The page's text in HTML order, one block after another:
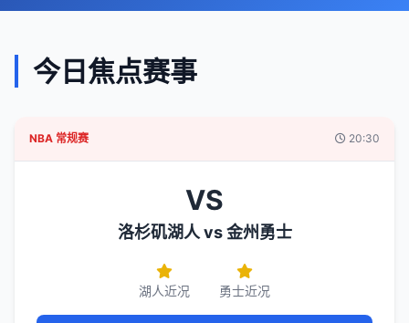
今日焦点赛事
NBA 常规赛 20:30
VS
洛杉矶湖人 vs 金州勇士
湖人近况 勇士近况